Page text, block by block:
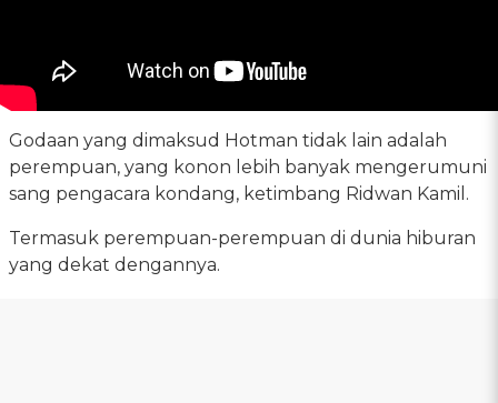
Godaan yang dimaksud Hotman tidak lain adalah
perempuan, yang konon lebih banyak mengerumuni
sang pengacara kondang, ketimbang Ridwan Kamil.
Termasuk perempuan-perempuan di dunia hiburan
yang dekat dengannya.